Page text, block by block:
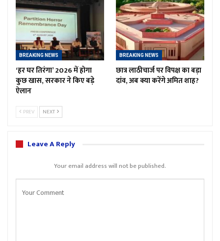
BREAKING NEWS
‘हर घर तिरंगा’ 2026 में होगा
कुछ खास, सरकार ने किए बड़े
ऐलान
BREAKING NEWS
छात्र लाठीचार्ज पर विपक्ष का बड़ा
दांव, अब क्या करेंगे अमित शाह?
PREV NEXT
Leave A Reply
Your email address will not be published.